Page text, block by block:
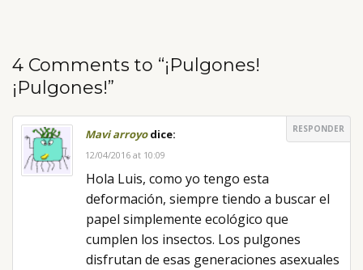
4 Comments to “¡Pulgones!
¡Pulgones!”
Mavi arroyodice: RESPONDER
12/04/2016 at 10:09
Hola Luis, como yo tengo esta
deformación, siempre tiendo a buscar el
papel simplemente ecológico que
cumplen los insectos. Los pulgones
disfrutan de esas generaciones asexuales